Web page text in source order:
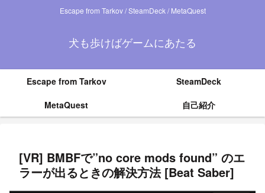
Escape from Tarkov / SteamDeck / MetaQuest
犬も歩けばゲームにあたる
Escape from Tarkov
SteamDeck
MetaQuest
自己紹介
[VR] BMBFで”no core mods found” のエ
ラーが出るときの解決方法 [Beat Saber]